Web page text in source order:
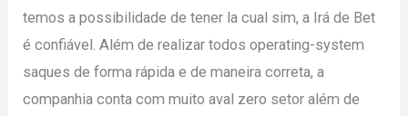
temos a possibilidade de tener la cual sim, a Irá de Bet
é confiável. Além de realizar todos operating-system
saques de forma rápida e de maneira correta, a
companhia conta com muito aval zero setor além de